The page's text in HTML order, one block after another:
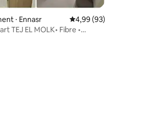
⋅ Ennasr Évaluation moyenne
4,99 (93)
TEJ EL MOLK• Fibre •